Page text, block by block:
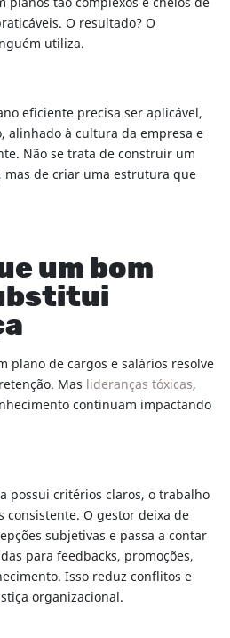
O resultado? O
utiliza.
eficiente precisa ser aplicável,
alinhado à cultura da empresa e
Não se trata de construir um
de criar uma estrutura que
um bom
plano de cargos e salários resolve
Mas lideranças tóxicas,
continuam impactando
possui critérios claros, o trabalho
consistente. O gestor deixa de
subjetivas e passa a contar
para feedbacks, promoções,
Isso reduz conflitos e
organizacional.